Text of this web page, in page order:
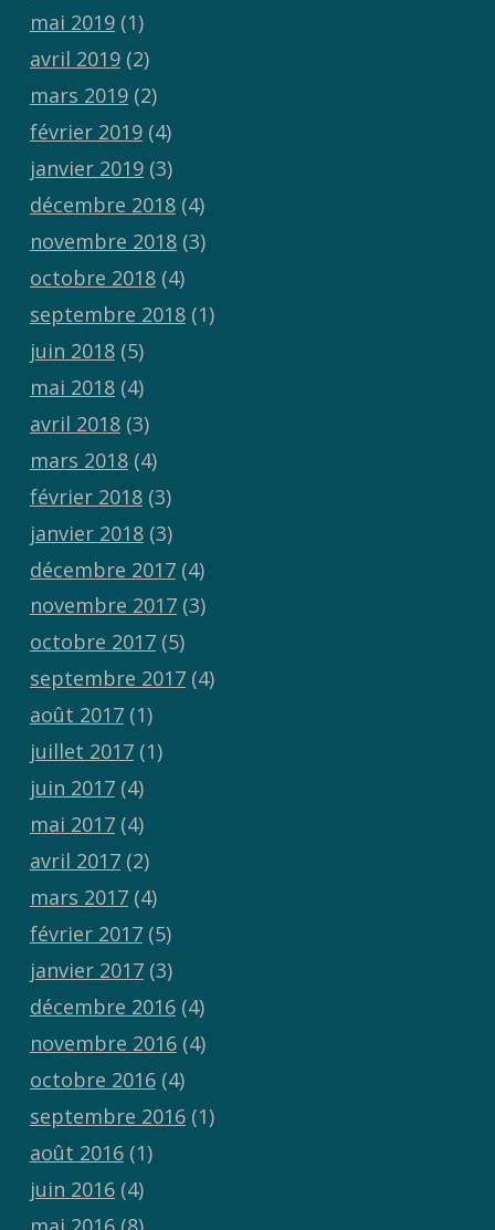
mai 2019(1)
avril 2019(2)
mars 2019(2)
février 2019(4)
janvier 2019(3)
décembre 2018(4)
novembre 2018(3)
octobre 2018(4)
septembre 2018(1)
juin 2018(5)
mai 2018(4)
avril 2018(3)
mars 2018(4)
février 2018(3)
janvier 2018(3)
décembre 2017(4)
novembre 2017(3)
octobre 2017(5)
septembre 2017(4)
août 2017(1)
juillet 2017(1)
juin 2017(4)
mai 2017(4)
avril 2017(2)
mars 2017(4)
février 2017(5)
janvier 2017(3)
décembre 2016(4)
novembre 2016(4)
octobre 2016(4)
septembre 2016(1)
août 2016(1)
juin 2016(4)